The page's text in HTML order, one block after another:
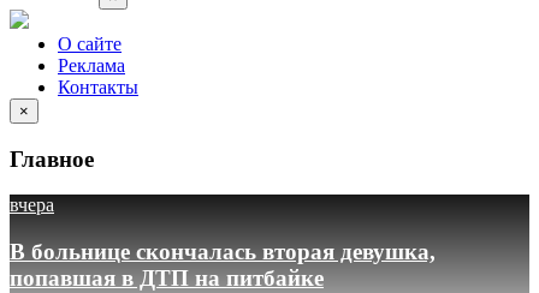
О сайте
Реклама
Контакты
×
Главное
вчера
В больнице скончалась вторая девушка,
попавшая в ДТП на питбайке